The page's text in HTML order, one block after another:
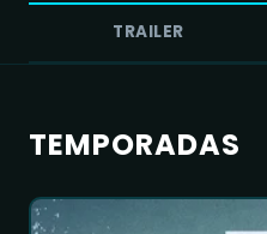
TRAILER
TEMPORADAS